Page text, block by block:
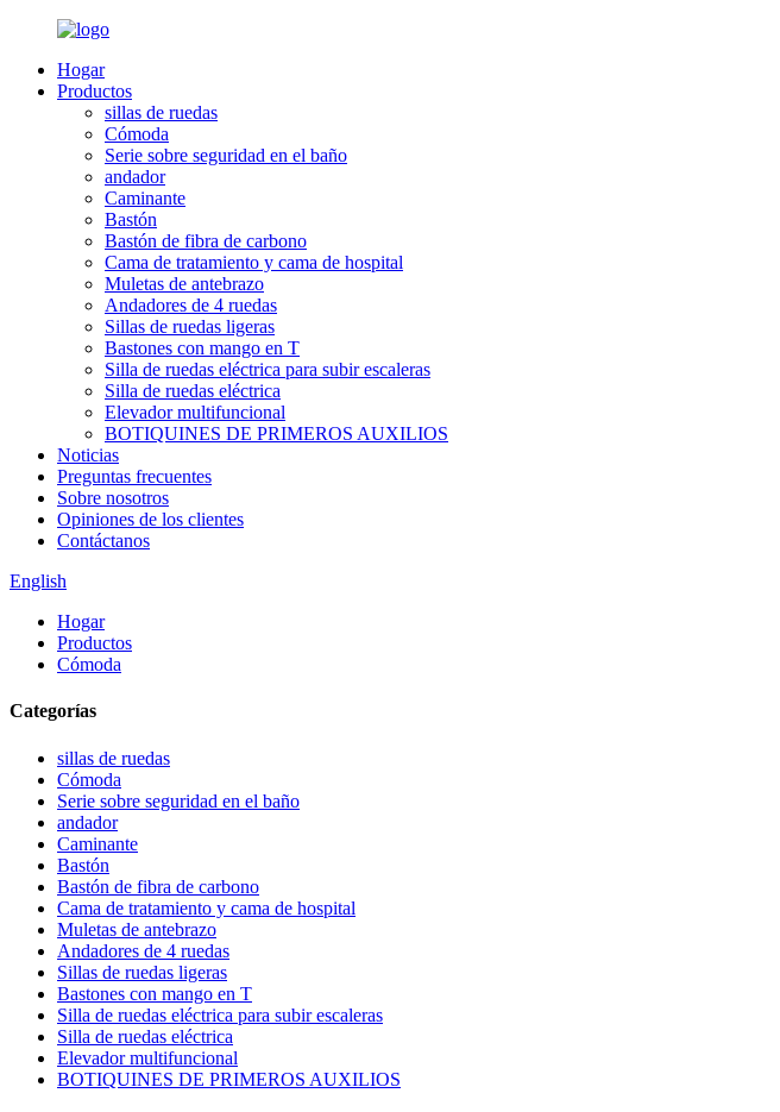
Hogar
Productos
sillas de ruedas
Cómoda
Serie sobre seguridad en el baño
andador
Caminante
Bastón
Bastón de fibra de carbono
Cama de tratamiento y cama de hospital
Muletas de antebrazo
Andadores de 4 ruedas
Sillas de ruedas ligeras
Bastones con mango en T
Silla de ruedas eléctrica para subir escaleras
Silla de ruedas eléctrica
Elevador multifuncional
BOTIQUINES DE PRIMEROS AUXILIOS
Noticias
Preguntas frecuentes
Sobre nosotros
Opiniones de los clientes
Contáctanos
English
Hogar
Productos
Cómoda
Categorías
sillas de ruedas
Cómoda
Serie sobre seguridad en el baño
andador
Caminante
Bastón
Bastón de fibra de carbono
Cama de tratamiento y cama de hospital
Muletas de antebrazo
Andadores de 4 ruedas
Sillas de ruedas ligeras
Bastones con mango en T
Silla de ruedas eléctrica para subir escaleras
Silla de ruedas eléctrica
Elevador multifuncional
BOTIQUINES DE PRIMEROS AUXILIOS